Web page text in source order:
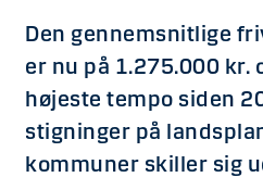
Den gennemsnitlige
er nu på 1.275.000 kr.
højeste tempo siden
stigninger på
kommuner skiller sig